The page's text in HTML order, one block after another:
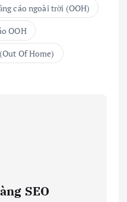
cáo ngoài trời (OOH)
OOH
Of Home)
SEO